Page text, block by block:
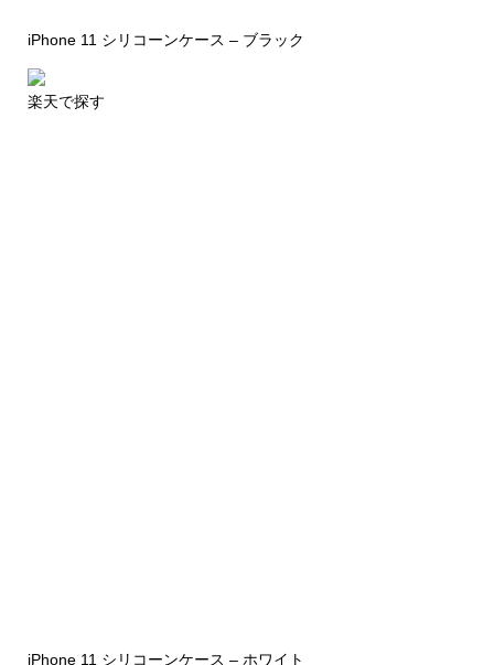
iPhone 11 シリコーンケース – ブラック
楽天で探す
iPhone 11 シリコーンケース – ホワイト